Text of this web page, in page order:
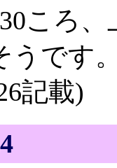
ころ
うです
記載)